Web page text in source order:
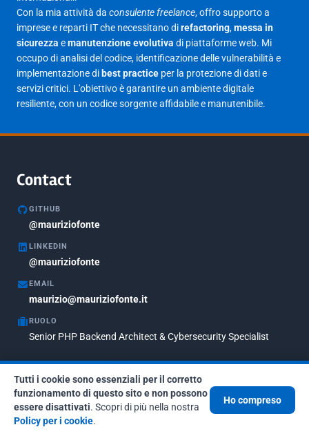
Febbraio 2025 17
Gennaio 2025
Giugno 2023
Maggio 2023
Agosto 2020
Marzo 2018
Febbraio 2018
Marzo 2017
Luglio 2016
Febbraio 2016
Marzo 2015 2
Novembre 2013
Con la mia attività da consulente freelance, offro supporto a
imprese e reparti IT che necessitano direfactoring,messa in
sicurezza emanutenzione evolutiva di piattaforme web. Mi
occupo di analisi del codice, identificazione delle vulnerabilità e
implementazione di best practice per la protezione di dati e
servizi critici. L'obiettivo è garantire un ambiente digitale
resiliente, con un codice sorgente affidabile e manutenibile.
Contact
GITHUB
@mauriziofonte
LINKEDIN
@mauriziofonte
EMAIL
maurizio@mauriziofonte.it
RUOLO
Senior PHP Backend Architect & Cybersecurity Specialist
MADE WITH IN BY
About
Tutti i cookie sono essenziali per il corretto
funzionamento di questo sito e non possono
essere disattivati. Scopri di più nella nostra
Policy per i cookie.
Ho compreso